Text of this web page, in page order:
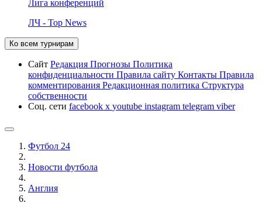
Лига конференций
ЛЧ - Top News
Ко всем турнирам
Сайт Редакция Прогнозы Политика
конфиденциальности Правила сайту Контакты Правила
комментирования Редакционная политика Структура
собственности
Соц. сети facebook x youtube instagram telegram viber
Футбол 24
Новости футбола
Англия